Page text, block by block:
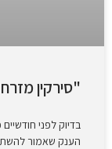
"סירקין
בדיוק לפני
הענק שאמור